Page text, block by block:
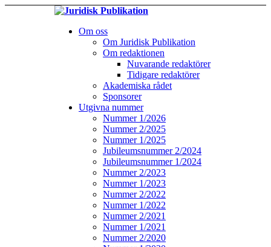
Om oss
Om Juridisk Publikation
Om redaktionen
Nuvarande redaktörer
Tidigare redaktörer
Akademiska rådet
Sponsorer
Utgivna nummer
Nummer 1/2026
Nummer 2/2025
Nummer 1/2025
Jubileumsnummer 2/2024
Jubileumsnummer 1/2024
Nummer 2/2023
Nummer 1/2023
Nummer 2/2022
Nummer 1/2022
Nummer 2/2021
Nummer 1/2021
Nummer 2/2020